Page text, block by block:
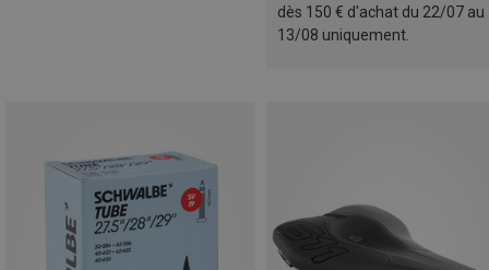
dès 150 € d'achat du 22/07 au
13/08 uniquement.